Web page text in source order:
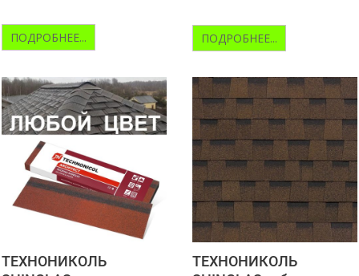
ПОДРОБНЕЕ... ПОДРОБНЕЕ...
ТЕХНОНИКОЛЬ
ТЕХНОНИКОЛЬ